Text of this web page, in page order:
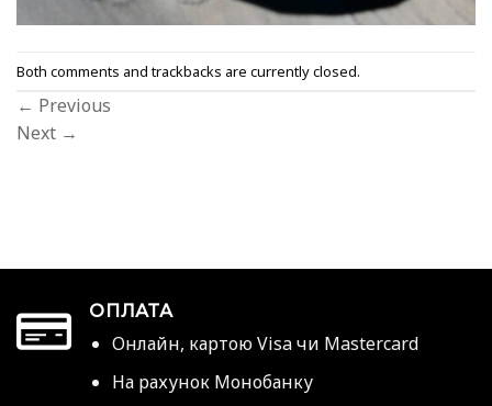
Both comments and trackbacks are currently closed.
← Previous
Next →
ОПЛАТА
Онлайн, картою Visa чи Mastercard
На рахунок Монобанку